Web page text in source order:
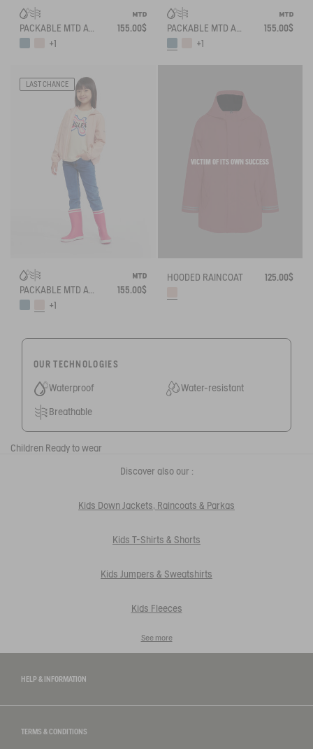
PACKABLE MTD AND UVC JACKET
155.00$
+1
PACKABLE MTD AND UVC JACKET
155.00$
+1
LAST CHANCE
PACKABLE MTD AND UVC JACKET
155.00$
+1
VICTIM OF ITS OWN SUCCESS
HOODED RAINCOAT 125.00$
OUR TECHNOLOGIES
Waterproof Water-resistant
Breathable
Children Ready to wear
Discover also our :
Kids Down Jackets, Raincoats & Parkas
Kids T-Shirts & Shorts
Kids Jumpers & Sweatshirts
Kids Fleeces
See more
HELP & INFORMATION
TERMS & CONDITIONS